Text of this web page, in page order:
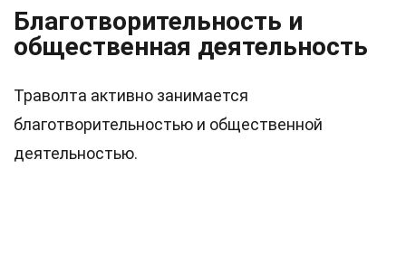
Благотворительность и
общественная деятельность
Траволта активно занимается
благотворительностью и общественной
деятельностью.